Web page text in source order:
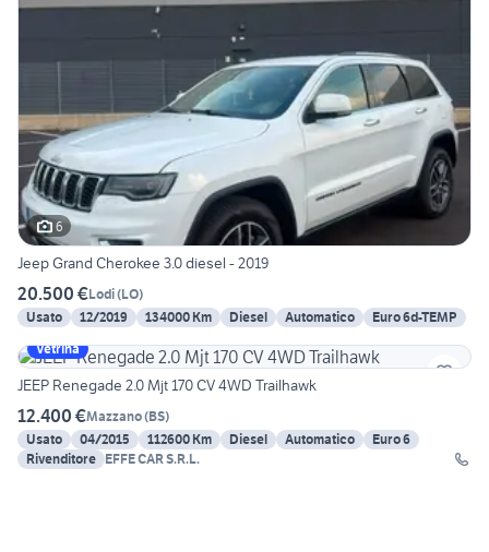
6
Jeep Grand Cherokee 3.0 diesel - 2019
20.500 €Lodi(LO)
Usato
12/2019 134000 Km Diesel Automatico
Euro 6d-TEMP
Vetrina
JEEP Renegade 2.0 Mjt 170 CV 4WD Trailhawk
12.400 €Mazzano(BS)
Usato
04/2015 112600 Km Diesel Automatico
Euro 6
Rivenditore EFFE CAR S.R.L.